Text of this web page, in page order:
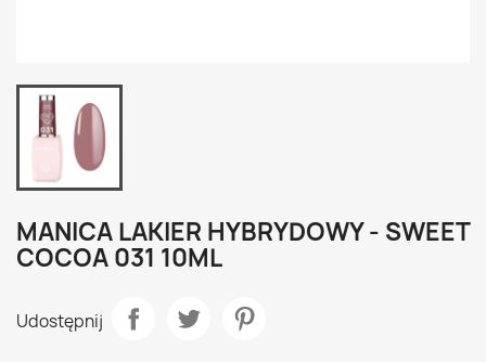
MANICA LAKIER HYBRYDOWY - SWEET
COCOA 031 10ML
Udostępnij